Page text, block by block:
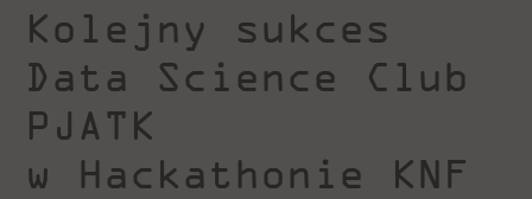
Kolejny sukces
Data Science Club
PJATK
w Hackathonie KNF